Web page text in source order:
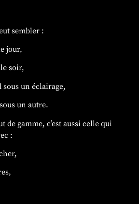
sembler :
jour,
soir,
sous un éclairage,
un autre.
de gamme, c’est aussi celle qui
: